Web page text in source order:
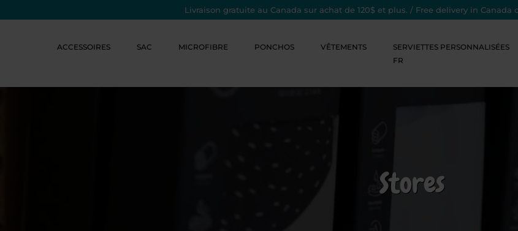
Livraison gratuite au Canada sur achat de 120$ et plus. / Free delivery in Canada
ACCESSOIRES SAC MICROFIBRE PONCHOS VÊTEMENTS SERVIETTES PERSONNALISÉES
FR
Stores